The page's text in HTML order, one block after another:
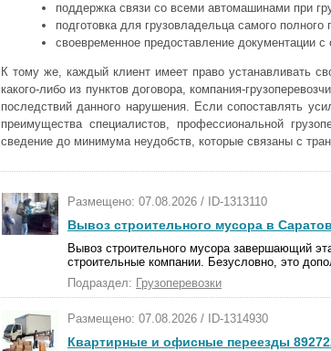
поддержка связи со всеми автомашинами при
подготовка для грузовладельца самого полного
своевременное предоставление документации с
К тому же, каждый клиент имеет право устанавливать
какого-либо из пунктов договора, компания-
последствий данного нарушения. Если сопоставлять
преимущества специалистов, профессиональной
сведение до минимума неудобств, которые связаны с
Размещено: 07.08.2026 / ID-1313110
Вывоз строительного мусора в
Вывоз строительного мусора завершающий
строительные компании. Безусловно, это
Подраздел: Грузоперевозки
Размещено: 07.08.2026 / ID-1314930
Квартирные и офисные переезды